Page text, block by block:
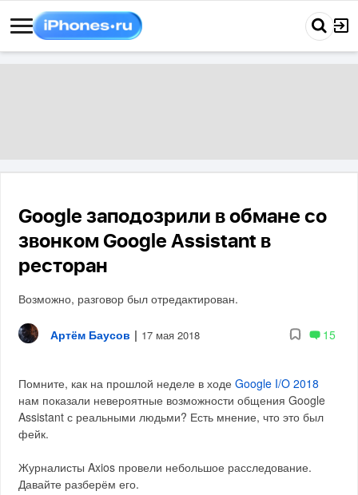
Google заподозрили в обмане со
звонком Google Assistant в
ресторан
Возможно, разговор был отредактирован.
Артём Баусов | 17 мая 2018 15
Помните, как на прошлой неделе в ходеGoogle I/O 2018
нам показали невероятные возможности общения Google
Assistant с реальными людьми? Есть мнение, что это был
фейк.
Журналисты Axios провели небольшое расследование.
Давайте разберём его.